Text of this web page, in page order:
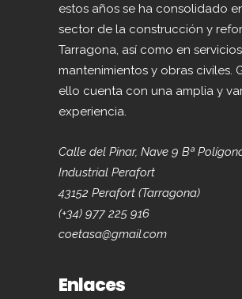
estos años se ha consolidado
sector de la construcción y
Tarragona, así como en
mantenimientos y obras civiles.
ello cuenta con una amplia y
experiencia.
Calle del Pinar, Nave 9 Bª
Industrial Perafort
43152 Perafort (Tarragona)
(+34) 977 225 916
coetasa@gmail.com
Enlaces